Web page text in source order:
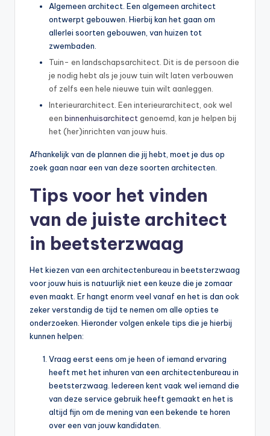
Algemeen architect. Een algemeen architect
ontwerpt gebouwen. Hierbij kan het gaan om
allerlei soorten gebouwen, van huizen tot
zwembaden.
Tuin- en landschapsarchitect. Dit is de persoon die
je nodig hebt als je jouw tuin wilt laten verbouwen
of zelfs een hele nieuwe tuin wilt aanleggen.
Interieurarchitect. Een interieurarchitect, ook wel
een binnenhuisarchitect genoemd, kan je helpen bij
het (her)inrichten van jouw huis.
Afhankelijk van de plannen die jij hebt, moet je dus op
zoek gaan naar een van deze soorten architecten.
Tips voor het vinden
van de juiste architect
in beetsterzwaag
Het kiezen van een architectenbureau in beetsterzwaag
voor jouw huis is natuurlijk niet een keuze die je zomaar
even maakt. Er hangt enorm veel vanaf en het is dan ook
zeker verstandig de tijd te nemen om alle opties te
onderzoeken. Hieronder volgen enkele tips die je hierbij
kunnen helpen:
Vraag eerst eens om je heen of iemand ervaring
heeft met het inhuren van een architectenbureau in
beetsterzwaag. Iedereen kent vaak wel iemand die
van deze service gebruik heeft gemaakt en het is
altijd fijn om de mening van een bekende te horen
over een van jouw kandidaten.